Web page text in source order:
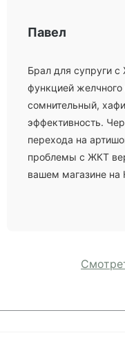
Павел
Брал для супруги
функцией желчного
сомнительный,
эффективность.
перехода на
проблемы с ЖКТ
вашем магазине на